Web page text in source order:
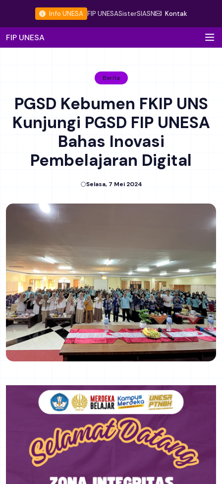
Info UNESA FIP UNESASisterSIASN Kontak
FIP UNESA
Berita
PGSD Kebumen FKIP UNS
Kunjungi PGSD FIP UNESA
Bahas Inovasi
Pembelajaran Digital
Selasa, 7 Mei 2024